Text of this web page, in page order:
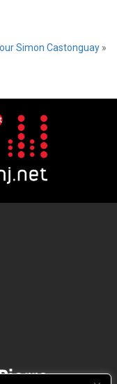
Simon Castonguay »